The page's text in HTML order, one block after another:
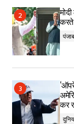
करते
पंजाब
कर